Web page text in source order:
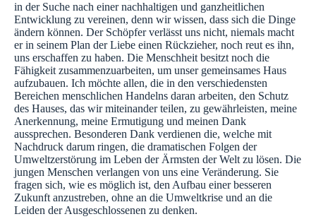
in der Suche nach einer nachhaltigen und ganzheitlichen
Entwicklung zu vereinen, denn wir wissen, dass sich die Dinge
ändern können. Der Schöpfer verlässt uns nicht, niemals macht
er in seinem Plan der Liebe einen Rückzieher, noch reut es ihn,
uns erschaffen zu haben. Die Menschheit besitzt noch die
Fähigkeit zusammenzuarbeiten, um unser gemeinsames Haus
aufzubauen. Ich möchte allen, die in den verschiedensten
Bereichen menschlichen Handelns daran arbeiten, den Schutz
des Hauses, das wir miteinander teilen, zu gewährleisten, meine
Anerkennung, meine Ermutigung und meinen Dank
aussprechen. Besonderen Dank verdienen die, welche mit
Nachdruck darum ringen, die dramatischen Folgen der
Umweltzerstörung im Leben der Ärmsten der Welt zu lösen. Die
jungen Menschen verlangen von uns eine Veränderung. Sie
fragen sich, wie es möglich ist, den Aufbau einer besseren
Zukunft anzustreben, ohne an die Umweltkrise und an die
Leiden der Ausgeschlossenen zu denken.